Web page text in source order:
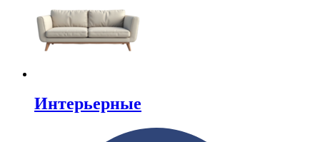
Интерьерные